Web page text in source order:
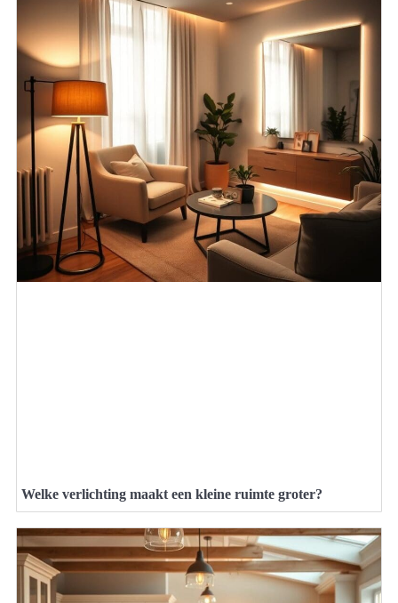
Welke verlichting maakt een kleine ruimte groter?